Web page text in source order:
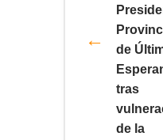
de
tras
de la